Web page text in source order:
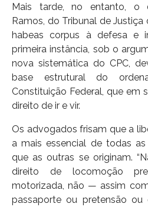
Mais tarde, no entanto, o
Ramos, do Tribunal de Justiça
habeas corpus à defesa e
primeira instância, sob o
nova sistemática do CPC,
base estrutural do
Constituição Federal, que em
direito de ir e vir.
Os advogados frisam que a
a mais essencial de todas
que as outras se originam.
direito de locomoção
motorizada, não — assim
passaporte ou pretensão ou